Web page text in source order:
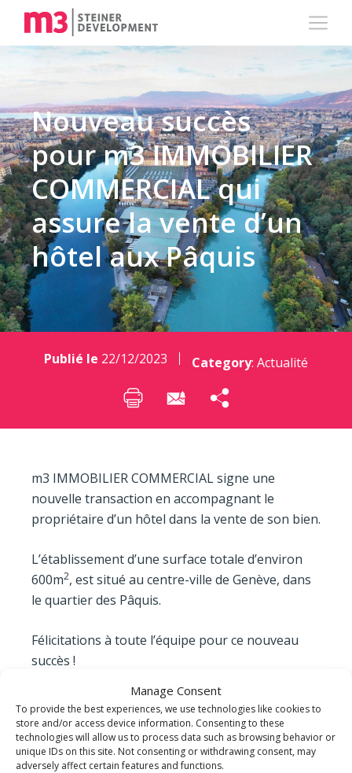
Manage Consent
To provide the best experiences, we use technologies like cookies to
store and/or access device information. Consenting to these
technologies will allow us to process data such as browsing behavior or
unique IDs on this site. Not consenting or withdrawing consent, may
adversely affect certain features and functions.
Nouveau succès
pour m3 IMMOBILIER
COMMERCIAL qui
assure la vente d’un
hôtel aux Pâquis
Publié le 22/12/2023 Category: Actualité
m3 IMMOBILIER COMMERCIAL signe une
nouvelle transaction en accompagnant le
propriétaire d’un hôtel dans la vente de son bien.
L’établissement d’une surface totale d’environ
600m2, est situé au centre-ville de Genève, dans
le quartier des Pâquis.
Félicitations à toute l’équipe pour ce nouveau
succès !
Vous souhaitez vendre votre immeuble ou louer
des surfaces commerciales ?
Contactez-nous :immobilier-commercial@m-
3.com